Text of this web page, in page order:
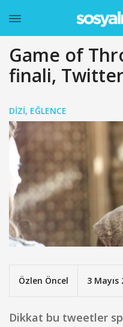
Game of
finali,
DIZI, EĞLENCE
Özlen Öncel 3 Mayıs
Dikkat bu tweetler